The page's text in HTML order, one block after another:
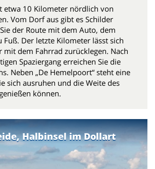
etwa 10 Kilometer nördlich von
Vom Dorf aus gibt es Schilder
der Route mit dem Auto, dem
Fuß. Der letzte Kilometer lässt sich
mit dem Fahrrad zurücklegen. Nach
Spaziergang erreichen Sie die
Neben „De Hemelpoort“ steht eine
sich ausruhen und die Weite des
können.
Halbinsel im Dollart